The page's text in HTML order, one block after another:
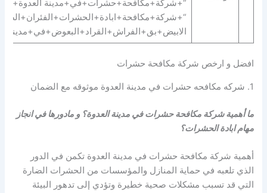
“+شركة+مكافحة+حشرات+في+مدينة العدوة+” |
الابيض+بق+الفراش+القراد+البعوض+في+مدينة
افضل و ارخص شركة مكافحة حشرات
1. شركه مكافحه حشرات في مدينة العدوة موثوقه مع الضمان
ما أهمية شركة مكافحة حشرات في مدينة العدوة؟ و مادورها في انجاز
مهام ابادة الحشرات؟
أهمية شركة مكافحة حشرات في مدينة العدوة تكمن في الدور
الذي تلعبه في حماية المنازل والمؤسسات من الحشرات الضارة
التي قد تسبب مشكلات صحية خطيرة وتؤدي إلى تدهور البيئة